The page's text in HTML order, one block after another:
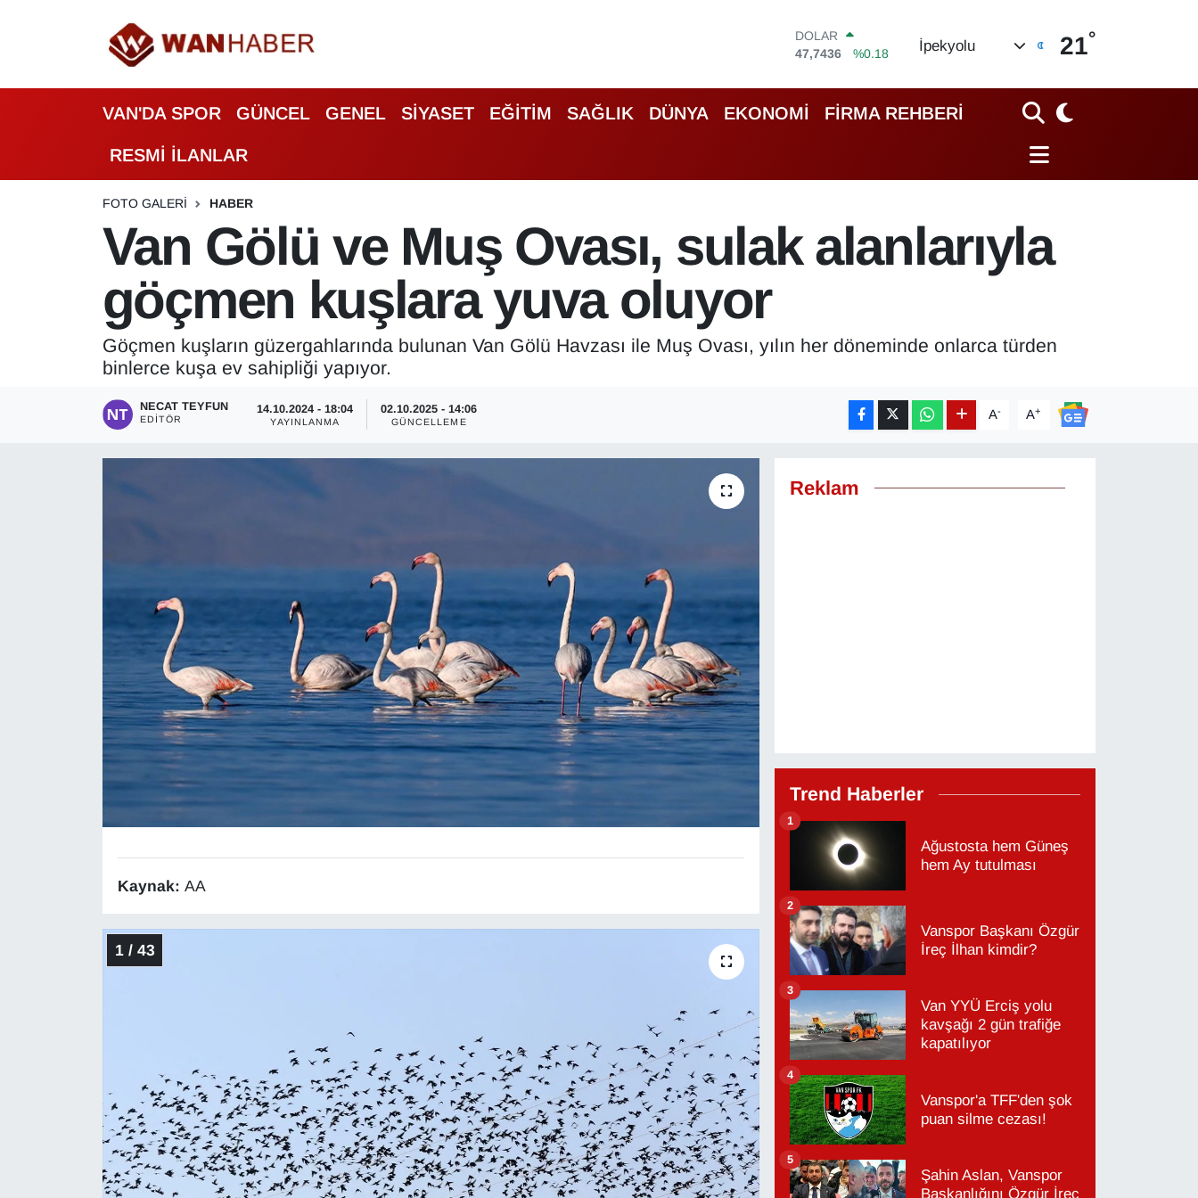
EURO
55,2510
%0.32
64,4811
%0.38
GRAM ALTIN
6648.99
%2.59
BITCOIN
%0.18
İpekyolu 21°
VAN'DA SPOR GÜNCEL GENEL SİYASET EĞİTİM SAĞLIK DÜNYA EKONOMİ FİRMA REHBERİ
RESMİ İLANLAR
FOTO GALERI HABER
Van Gölü ve Muş Ovası, sulak alanlarıyla
göçmen kuşlara yuva oluyor
Göçmen kuşların güzergahlarında bulunan Van Gölü Havzası ile Muş Ovası, yılın her döneminde onlarca türden
binlerce kuşa ev sahipliği yapıyor.
NECAT TEYFUN
EDITÖR
14.10.2024 - 18:04
YAYINLANMA
02.10.2025 - 14:06
GÜNCELLEME A- A+
Kaynak: AA
1 / 43
Reklam
Trend Haberler
Ağustosta hem Güneş
hem Ay tutulması
1
Vanspor Başkanı Özgür
İreç İlhan kimdir?
2
Van YYÜ Erciş yolu
kavşağı 2 gün trafiğe
kapatılıyor
3
Vanspor'a TFF'den şok
puan silme cezası!
4
Şahin Aslan, Vanspor
Başkanlığını Özgür İreç
5
ASAYİŞ
BİLİM VE TEKNOLOJİ
Biyografi
Bölge Haberleri
Deprem
En çok konuşulanlar
HABERDE İNSAN
Kim Kimdir?
Kültür & Sanat
Van Nöbetçi Eczaneler
Van Hava Durumu
Van Namaz Vakitleri
Van Trafik Yoğunluk Haritası
Süper Lig Puan Durumu ve Fikstür
Tüm Manşetler
Son Dakika Haberleri